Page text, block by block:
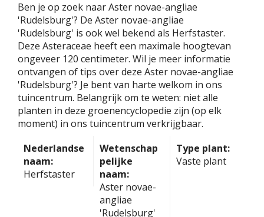
Ben je op zoek naar Aster novae-angliae
'Rudelsburg'? De Aster novae-angliae
'Rudelsburg' is ook wel bekend als Herfstaster.
Deze Asteraceae heeft een maximale hoogtevan
ongeveer 120 centimeter. Wil je meer informatie
ontvangen of tips over deze Aster novae-angliae
'Rudelsburg'? Je bent van harte welkom in ons
tuincentrum. Belangrijk om te weten: niet alle
planten in deze groenencyclopedie zijn (op elk
moment) in ons tuincentrum verkrijgbaar.
Nederlandse
naam:
Herfstaster
Wetenschap
pelijke
naam:
Aster novae-
angliae
'Rudelsburg'
Type plant:
Vaste plant